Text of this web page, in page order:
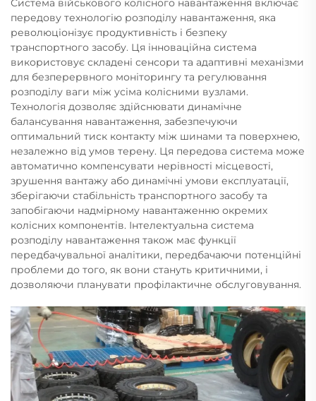
Система військового колісного навантаження включає
передову технологію розподілу навантаження, яка
революціонізує продуктивність і безпеку
транспортного засобу. Ця інноваційна система
використовує складені сенсори та адаптивні механізми
для безперервного моніторингу та регулювання
розподілу ваги між усіма колісними вузлами.
Технологія дозволяє здійснювати динамічне
балансування навантаження, забезпечуючи
оптимальний тиск контакту між шинами та поверхнею,
незалежно від умов терену. Ця передова система може
автоматично компенсувати нерівності місцевості,
зрушення вантажу або динамічні умови експлуатації,
зберігаючи стабільність транспортного засобу та
запобігаючи надмірному навантаженню окремих
колісних компонентів. Інтелектуальна система
розподілу навантаження також має функції
передбачувальної аналітики, передбачаючи потенційні
проблеми до того, як вони стануть критичними, і
дозволяючи планувати профілактичне обслуговування.